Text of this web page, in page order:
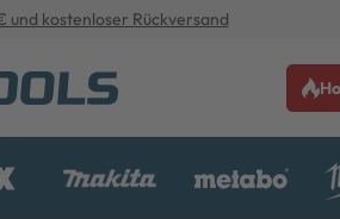
und kostenloser Rückversand